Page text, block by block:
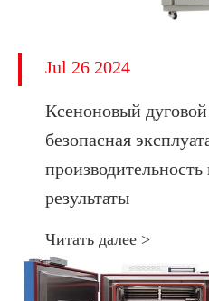
Jul 26 2024
Ксеноновый
безопасная
результаты
Читать далее >